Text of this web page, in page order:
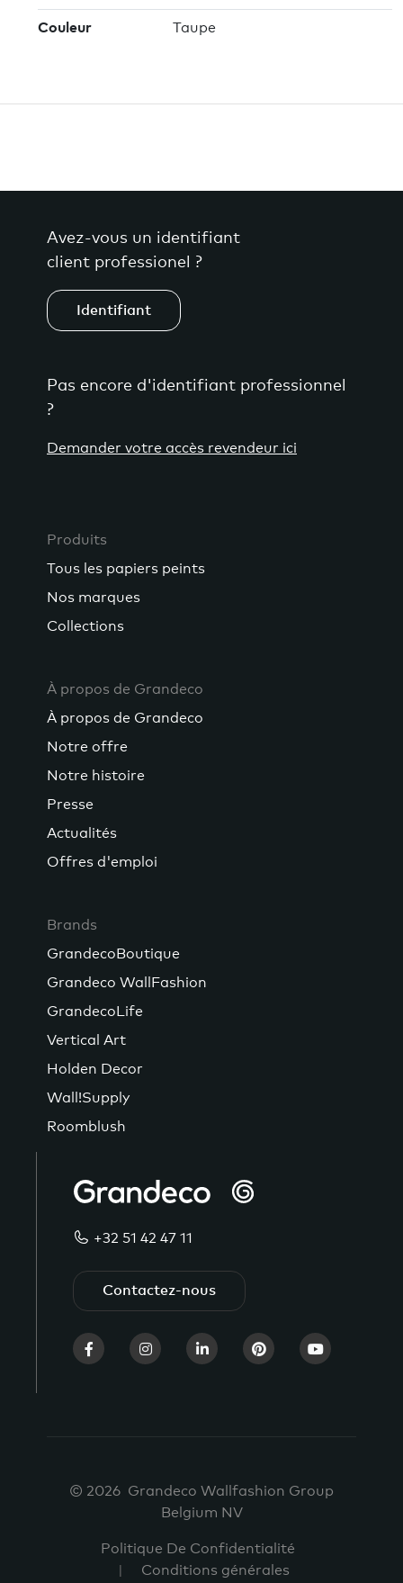
Couleur Taupe
Avez-vous un identifiant
client professionel ?
Identifiant
Pas encore d'identifiant professionnel
?
Demander votre accès revendeur ici
Produits
Tous les papiers peints
Nos marques
Collections
À propos de Grandeco
À propos de Grandeco
Notre offre
Notre histoire
Presse
Actualités
Offres d'emploi
Brands
GrandecoBoutique
Grandeco WallFashion
GrandecoLife
Vertical Art
Holden Decor
Wall!Supply
Roomblush
+32 51 42 47 11
Contactez-nous
© 2026 Grandeco Wallfashion Group
Belgium NV
Politique De Confidentialité
Conditions générales